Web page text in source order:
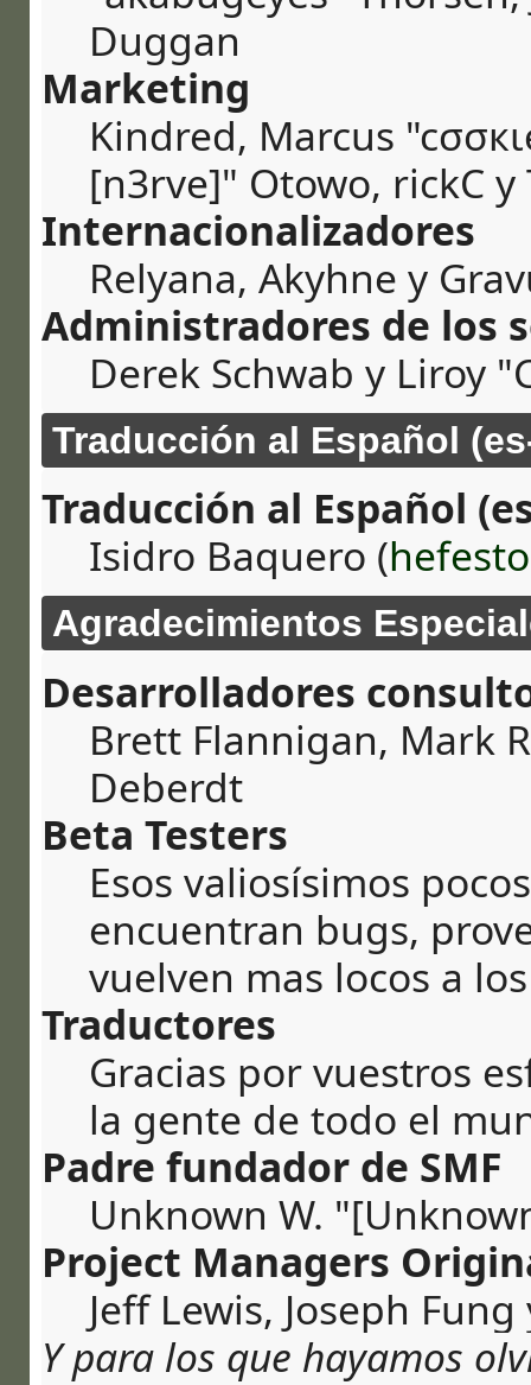
Duggan
Marketing
Kindred, Marcus
[n3rve]" Otowo, rickC y
Internacionalizadores
Relyana, Akyhne y
Administradores de los
Derek Schwab y Liroy
Traducción al Español
Traducción al Español
Isidro Baquero (hefesto
Agradecimientos
Desarrolladores
Brett Flannigan, Mark
Deberdt
Beta Testers
Esos valiosísimos
encuentran bugs,
vuelven mas locos a
Traductores
Gracias por vuestros
la gente de todo el
Padre fundador de SMF
Unknown W.
Project Managers
Jeff Lewis, Joseph
Y para los que hayamos